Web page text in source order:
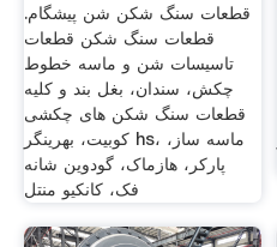
قطعات سنگ شکن شن پیشگام.
قطعات سنگ شکن قطعات
تاسیسات شن و ماسه خطوط
چکش، سندان، بغل بند و کلیه
قطعات سنگ شکن های چکشی
کوبیت، بهرینگر hs، ماسه ساز،
پارکر، هازماک، گودوین شانه
فک، کانکیو منتل